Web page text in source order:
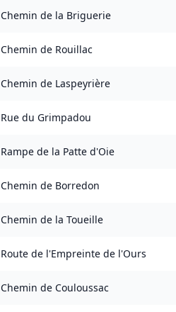
Chemin de la Briguerie
Chemin de Rouillac
Chemin de Laspeyrière
Rue du Grimpadou
Rampe de la Patte d'Oie
Chemin de Borredon
Chemin de la Toueille
Route de l'Empreinte de l'Ours
Chemin de Couloussac